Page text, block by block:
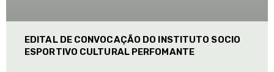
EDITAL DE CONVOCAÇÃO DO INSTITUTO SOCIO
ESPORTIVO CULTURAL PERFOMANTE